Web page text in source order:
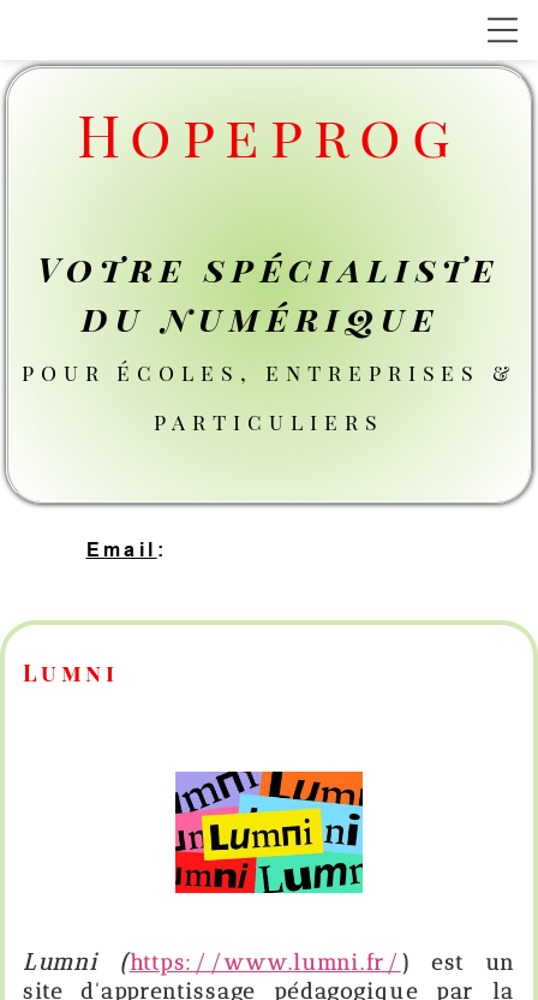
Hopeprog
Votre spécialiste
du numérique
pour écoles, entreprises &
particuliers
Email :
Lumni
Lumni (https://www.lumni.fr/ ) est un
site d'apprentissage pédagogique par la